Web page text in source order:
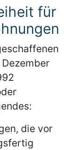
für
die vor